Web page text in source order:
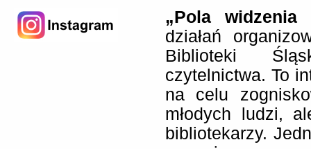
„Pola
działań
Biblioteki
czytelnictwa. To
na celu
młodych ludzi,
bibliotekarzy.